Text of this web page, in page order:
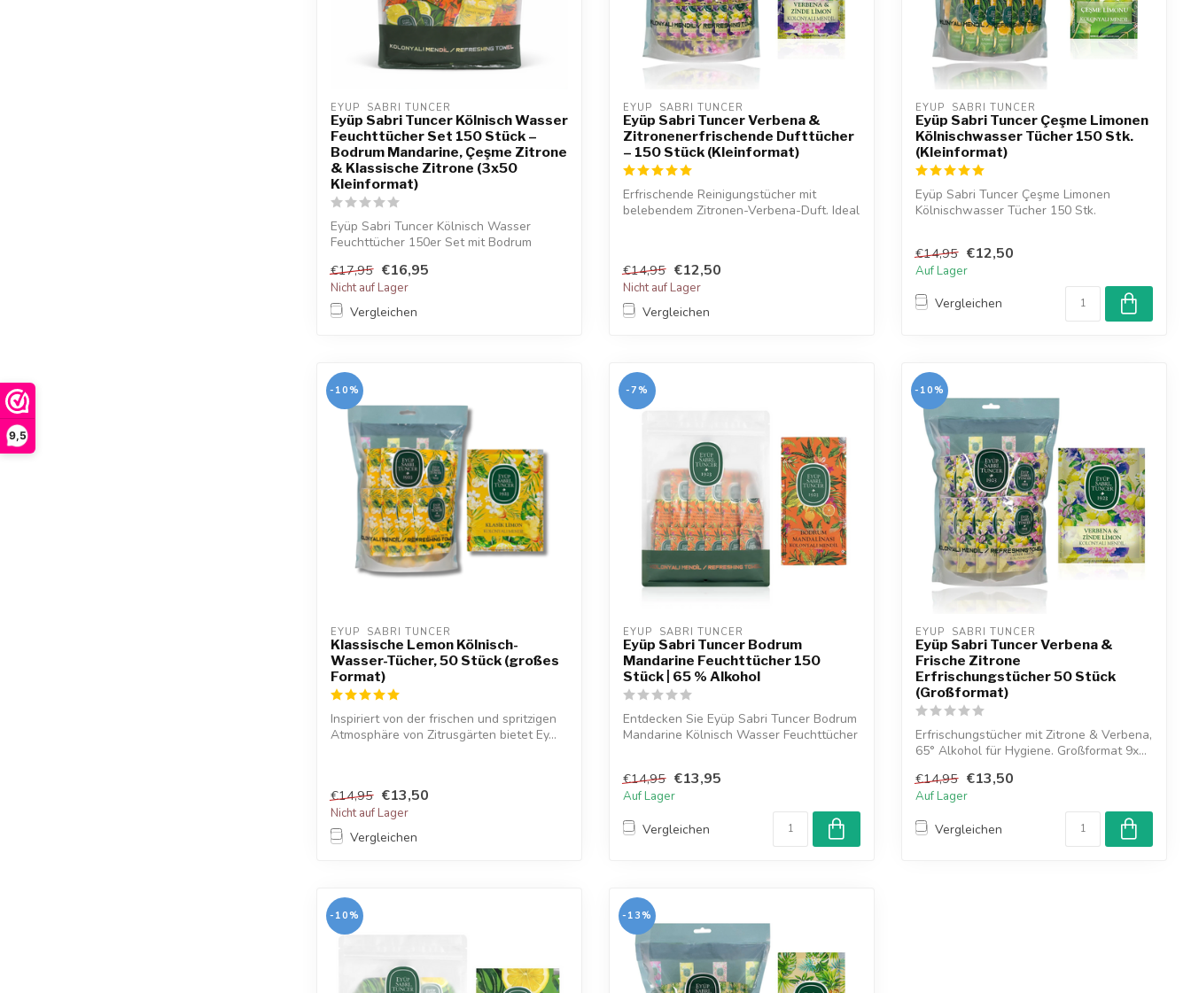
9,5
EYUP  SABRI TUNCER
Eyüp Sabri Tuncer Kölnisch Wasser
Feuchttücher Set 150 Stück –
Bodrum Mandarine, Çeşme Zitrone
& Klassische Zitrone (3x50
Kleinformat)
Eyüp Sabri Tuncer Kölnisch Wasser
Feuchttücher 150er Set mit Bodrum
€17,95 €16,95
Nicht auf Lager
Vergleichen
EYUP  SABRI TUNCER
Eyüp Sabri Tuncer Verbena &
Zitronenerfrischende Dufttücher
– 150 Stück (Kleinformat)
Erfrischende Reinigungstücher mit
belebendem Zitronen-Verbena-Duft. Ideal
€14,95 €12,50
Nicht auf Lager
Vergleichen
EYUP  SABRI TUNCER
Eyüp Sabri Tuncer Çeşme Limonen
Kölnischwasser Tücher 150 Stk.
(Kleinformat)
Eyüp Sabri Tuncer Çeşme Limonen
Kölnischwasser Tücher 150 Stk.
€14,95 €12,50
Auf Lager
Vergleichen
-10%
EYUP  SABRI TUNCER
Klassische Lemon Kölnisch-
Wasser-Tücher, 50 Stück (großes
Format)
Inspiriert von der frischen und spritzigen
Atmosphäre von Zitrusgärten bietet Ey...
€14,95 €13,50
Nicht auf Lager
Vergleichen
-7%
EYUP  SABRI TUNCER
Eyüp Sabri Tuncer Bodrum
Mandarine Feuchttücher 150
Stück | 65 % Alkohol
Entdecken Sie Eyüp Sabri Tuncer Bodrum
Mandarine Kölnisch Wasser Feuchttücher
€14,95 €13,95
Auf Lager
Vergleichen
-10%
EYUP  SABRI TUNCER
Eyüp Sabri Tuncer Verbena &
Frische Zitrone
Erfrischungstücher 50 Stück
(Großformat)
Erfrischungstücher mit Zitrone & Verbena,
65° Alkohol für Hygiene. Großformat 9x...
€14,95 €13,50
Auf Lager
Vergleichen
-10% -13%